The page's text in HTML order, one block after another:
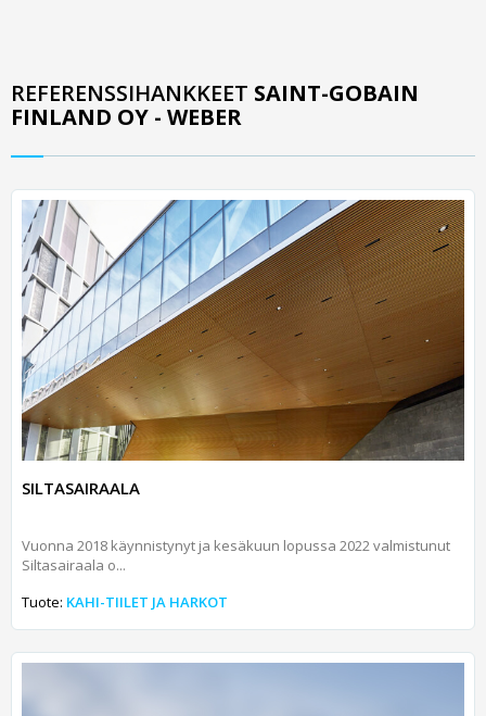
REFERENSSIHANKKEET SAINT-GOBAIN
FINLAND OY - WEBER
SILTASAIRAALA
Vuonna 2018 käynnistynyt ja kesäkuun lopussa 2022 valmistunut
Siltasairaala o...
Tuote: KAHI-TIILET JA HARKOT